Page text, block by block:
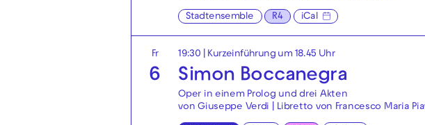
Stadtensemble R4 iCal
Fr
6
19:30 | Kurzeinführung um 18.45 Uhr
Simon Boccanegra
Oper in einem Prolog und drei Akten
von Giuseppe Verdi | Libretto von Francesco Maria